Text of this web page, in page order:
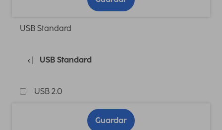
USB Standard
USB Standard
USB 2.0
Guardar